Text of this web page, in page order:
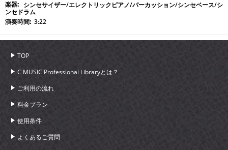
シンセサイザー/エレクトリックピアノ/パーカッション/シンセベース/シ
ンセドラム
3:22
TOP
C MUSIC Professional Libraryとは？
ご利用の流れ
料金プラン
使用条件
よくあるご質問